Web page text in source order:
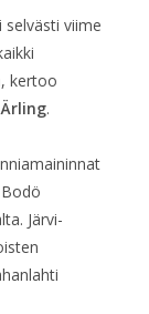
selvästi viime
kertoo
.
Järvi-